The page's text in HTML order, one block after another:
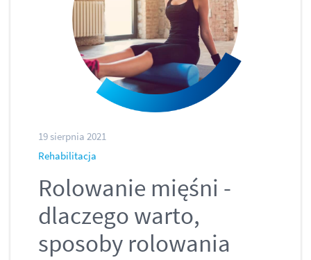
19 sierpnia 2021
Rehabilitacja
Rolowanie mięśni -
dlaczego warto,
sposoby rolowania